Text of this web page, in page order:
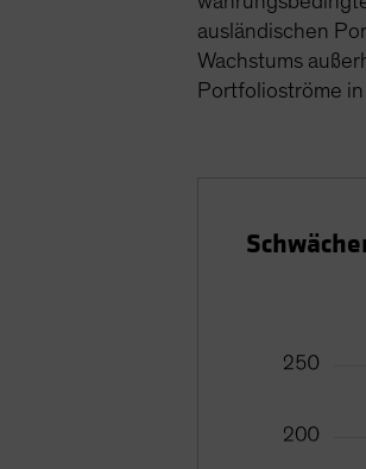
ausländischen
Wachstums
Portfolioströme